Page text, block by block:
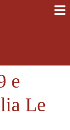
e
Le